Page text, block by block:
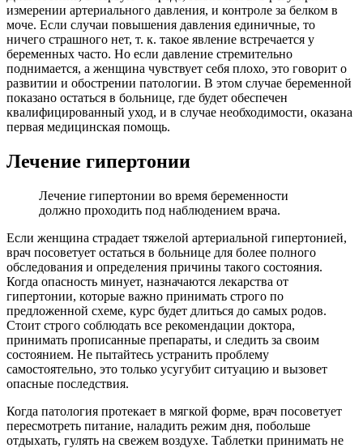
измерении артериального давления, и контроле за белком в
моче. Если случаи повышения давления единичные, то
ничего страшного нет, т. к. такое явление встречается у
беременных часто. Но если давление стремительно
поднимается, а женщина чувствует себя плохо, это говорит о
развитии и обострении патологии. В этом случае беременной
показано остаться в больнице, где будет обеспечен
квалифицированный уход, и в случае необходимости, оказана
первая медицинская помощь.
Лечение гипертонии
Лечение гипертонии во время беременности
должно проходить под наблюдением врача.
Если женщина страдает тяжелой артериальной гипертонией,
врач посоветует остаться в больнице для более полного
обследования и определения причины такого состояния.
Когда опасность минует, назначаются лекарства от
гипертонии, которые важно принимать строго по
предложенной схеме, курс будет длиться до самых родов.
Стоит строго соблюдать все рекомендации доктора,
принимать прописанные препараты, и следить за своим
состоянием. Не пытайтесь устранить проблему
самостоятельно, это только усугубит ситуацию и вызовет
опасные последствия.
Когда патология протекает в мягкой форме, врач посоветует
пересмотреть питание, наладить режим дня, побольше
отдыхать, гулять на свежем воздухе. Таблетки принимать не